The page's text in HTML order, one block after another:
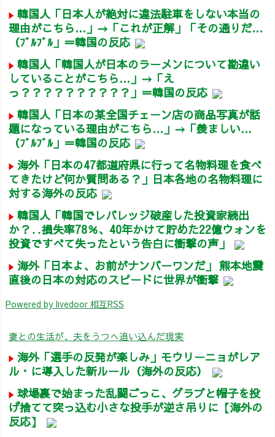
韓国人「日本人が絶対に違法駐車をしない本当の
理由がこちら…」→「これが正解」「その通りだ…
（ﾌﾞﾙﾌﾞﾙ」＝韓国の反応
韓国人「韓国人が日本のラーメンについて勘違い
していることがこちら…」→「え
っ？？？？？？？？？？」＝韓国の反応
韓国人「日本の某全国チェーン店の商品写真が話
題になっている理由がこちら…」→「羨ましい…
（ﾌﾞﾙﾌﾞﾙ」＝韓国の反応
海外「日本の47都道府県に行って名物料理を食べ
てきたけど何か質問ある？」日本各地の名物料理に
対する海外の反応
韓国人「韓国でレバレッジ破産した投資家続出
か？‥損失率78％、40年かけて貯めた22億ウォンを
投資ですべて失ったという告白に衝撃の声」
海外「日本よ、お前がナンバーワンだ」 熊本地震
直後の日本の対応のスピードに世界が衝撃
Powered by livedoor 相互RSS
妻との生活が、夫をうつへ追い込んだ現実
海外「選手の反発が楽しみ」モウリーニョがレア
ル・に導入した新ルール（海外の反応）
球場裏で始まった乱闘ごっこ、グラブと帽子を投
げ捨てて突っ込む小さな投手が逆さ吊りに【海外の
反応】